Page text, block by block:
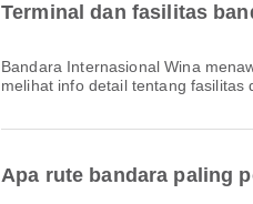
Terminal dan fasilitas
Bandara Internasional Wina menawarkan Bus Antar-Jemput, Taksi, Lounge dan berbagai fasilitas lain untuk meningkatkan kenyamanan perjalanan Anda. Anda bisa
melihat info detail tentang fasilitas
Apa rute bandara paling